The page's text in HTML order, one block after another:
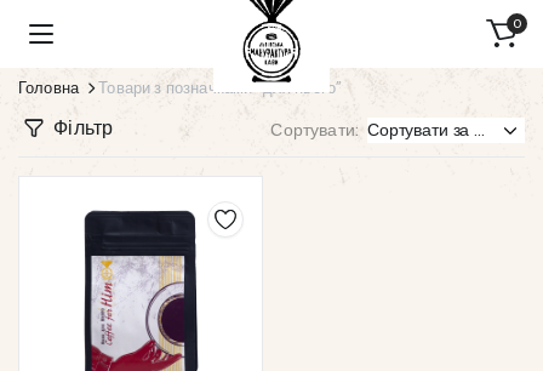
0
Головна Товари з позначками “для нього”
Фільтр Сортувати: